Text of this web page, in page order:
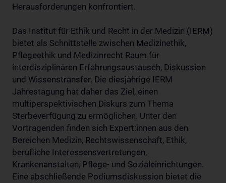
Herausforderungen konfrontiert.
Das Institut für Ethik und Recht in der Medizin (IERM)
bietet als Schnittstelle zwischen Medizinethik,
Pflegeethik und Medizinrecht Raum für
interdisziplinären Erfahrungsaustausch, Diskussion
und Wissenstransfer. Die diesjährige IERM
Jahrestagung hat daher das Ziel, einen
multiperspektivischen Diskurs zum Thema
Sterbeverfügung zu ermöglichen. Unter den
Vortragenden finden sich Expert:innen aus den
Bereichen Medizin, Rechtswissenschaft, Ethik,
berufliche Interessensvertretungen,
Krankenanstalten, Pflege- und Sozialeinrichtungen.
Eine abschließende Podiumsdiskussion bietet die